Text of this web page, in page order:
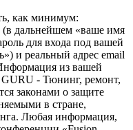
как минимум:
дальнейшем «ваше имя
для входа под вашей
и реальный адрес email
из вашей
GURU - Тюнинг, ремонт,
законами о защите
в стране,
Любая информация,